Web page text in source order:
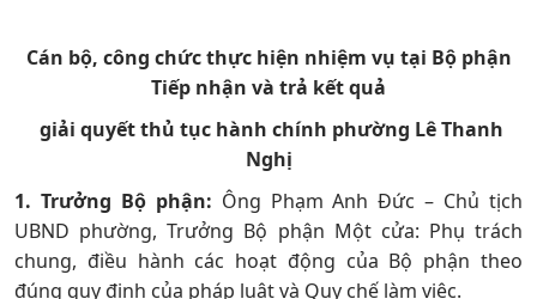
Cán bộ, công chức thực hiện nhiệm vụ tại Bộ phận
Tiếp nhận và trả kết quả
giải quyết thủ tục hành chính phường Lê Thanh
Nghị
1. Trưởng Bộ phận: Ông Phạm Anh Đức – Chủ tịch
UBND phường, Trưởng Bộ phận Một cửa: Phụ trách
chung, điều hành các hoạt động của Bộ phận theo
đúng quy định của pháp luật và Quy chế làm việc.